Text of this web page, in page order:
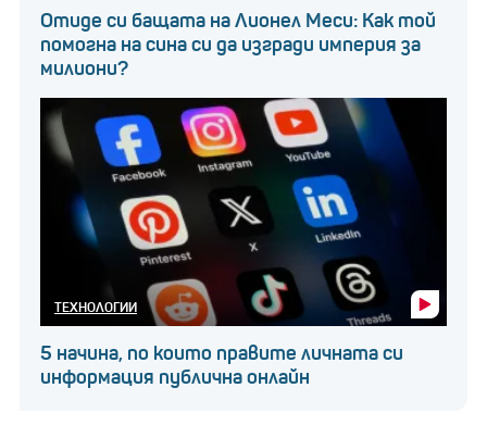
Отиде си бащата на Лионел Меси: Как той
помогна на сина си да изгради империя за
милиони?
ТЕХНОЛОГИИ
5 начина, по които правите личната си
информация публична онлайн